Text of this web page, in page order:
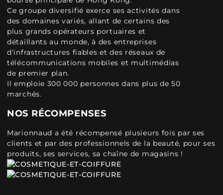
Ce groupe diversifié exerce ses activités dans
des domaines variés, allant de certains des
plus grands opérateurs portuaires et
détaillants au monde, à des entreprises
d'infrastructures fiables et des réseaux de
télécommunications mobiles et multimédias
de premier plan.
Il emploie 300 000 personnes dans plus de 50
marchés.
NOS RÉCOMPENSES
Marionnaud a été récompensé plusieurs fois par ses
clients et par des professionnels de la beauté, pour ses
produits, ses services, sa chaîne de magasins !